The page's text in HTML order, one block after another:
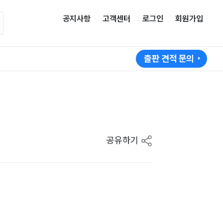
공지사항 고객센터 로그인 회원가입
출판 견적 문의
공유하기